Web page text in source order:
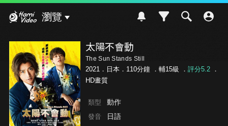
瀏覽
太陽不會動
The Sun Stands Still
2021．日本．110分鐘 ． 輔15級 ． 評分5.2．
HD畫質
類型 動作
發音 日語